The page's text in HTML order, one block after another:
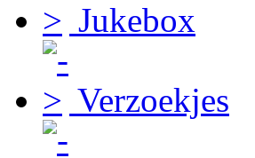
Jukebox
Verzoekjes